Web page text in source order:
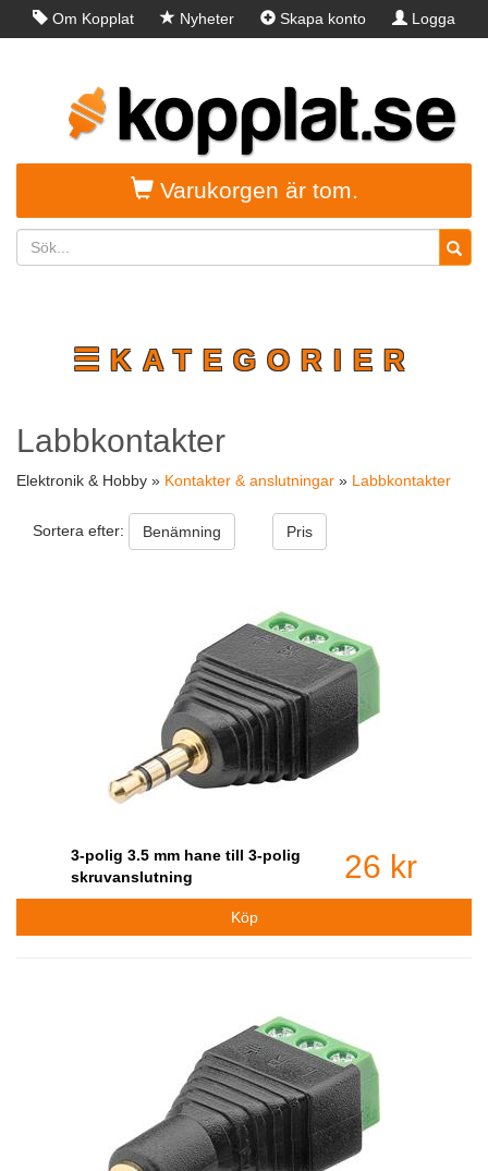
Om Kopplat Nyheter Skapa konto Logga
Varukorgen är tom.
☰KATEGORIER
Labbkontakter
Elektronik & Hobby » Kontakter & anslutningar » Labbkontakter
Sortera efter: Benämning Pris
3-polig 3.5 mm hane till 3-polig
skruvanslutning
26 kr